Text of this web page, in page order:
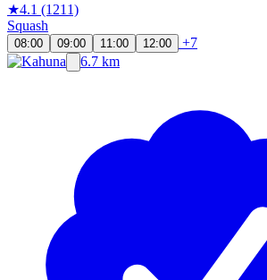
★4.1 (1211)
Squash
08:00 09:00 11:00 12:00
+7
6.7 km